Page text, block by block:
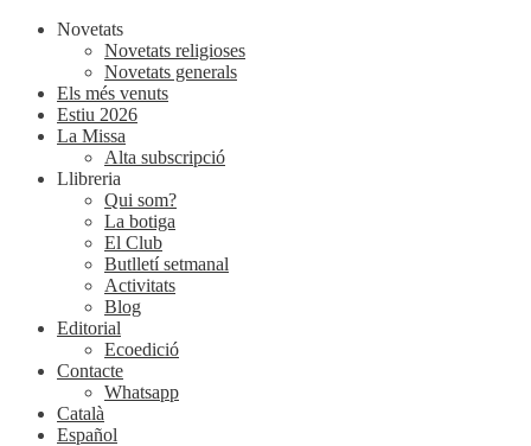
Novetats
Novetats religioses
Novetats generals
Els més venuts
Estiu 2026
La Missa
Alta subscripció
Llibreria
Qui som?
La botiga
El Club
Butlletí setmanal
Activitats
Blog
Editorial
Ecoedició
Contacte
Whatsapp
Català
Español